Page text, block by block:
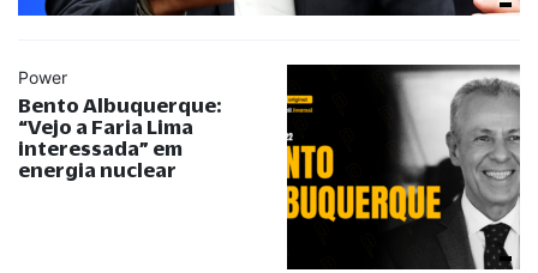
Power
Bento Albuquerque:
“Vejo a Faria Lima
interessada” em
energia nuclear